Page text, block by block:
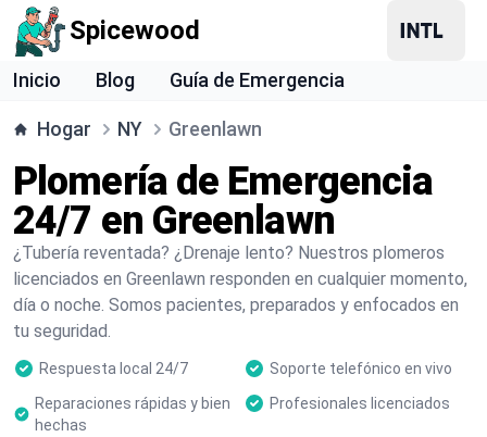
Spicewood
Inicio Blog Guía de Emergencia
Hogar NY Greenlawn
Plomería de Emergencia
24/7 en Greenlawn
¿Tubería reventada? ¿Drenaje lento? Nuestros plomeros
licenciados en Greenlawn responden en cualquier momento,
día o noche. Somos pacientes, preparados y enfocados en
tu seguridad.
Respuesta local 24/7
Soporte telefónico en vivo
Reparaciones rápidas y bien
hechas
Profesionales licenciados